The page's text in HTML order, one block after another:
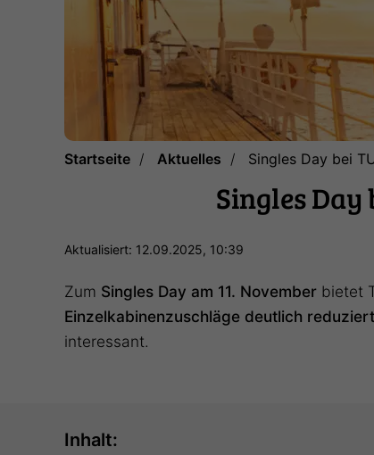
Startseite Aktuelles Singles Day bei
Singles
Aktualisiert: 12.09.2025, 10:39
Zum Singles Day am 11. November bietet
Einzelkabinenzuschläge deutlich reduziert
interessant.
Inhalt: